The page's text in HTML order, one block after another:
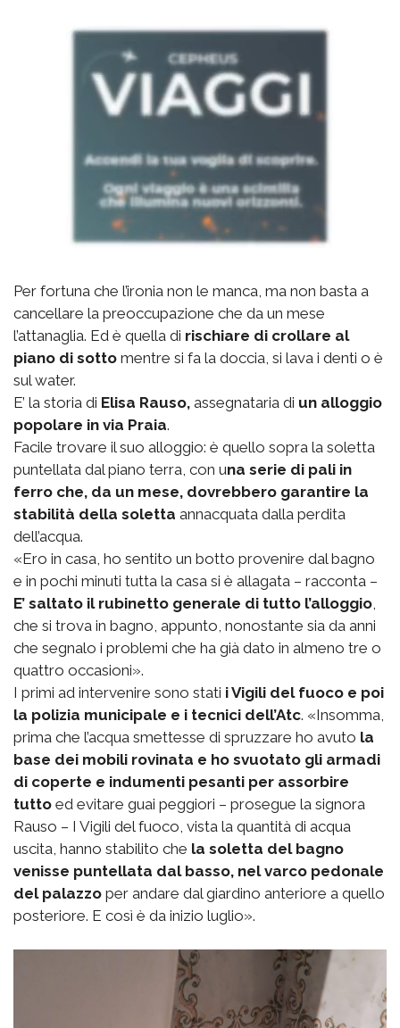
Per fortuna che l’ironia non le manca, ma non basta a
cancellare la preoccupazione che da un mese
l’attanaglia. Ed è quella di rischiare di crollare al
piano di sotto mentre si fa la doccia, si lava i denti o è
sul water.
E’ la storia di Elisa Rauso, assegnataria di un alloggio
popolare in via Praia.
Facile trovare il suo alloggio: è quello sopra la soletta
puntellata dal piano terra, con una serie di pali in
ferro che, da un mese, dovrebbero garantire la
stabilità della soletta annacquata dalla perdita
dell’acqua.
«Ero in casa, ho sentito un botto provenire dal bagno
e in pochi minuti tutta la casa si è allagata – racconta –
E’ saltato il rubinetto generale di tutto l’alloggio
che si trova in bagno, appunto, nonostante sia da anni
che segnalo i problemi che ha già dato in almeno tre o
quattro occasioni».
I primi ad intervenire sono stati i Vigili del fuoco e poi
la polizia municipale e i tecnici dell’Atc. «Insomma,
prima che l’acqua smettesse di spruzzare ho avuto la
base dei mobili rovinata e ho svuotato gli armadi
di coperte e indumenti pesanti per assorbire
tutto ed evitare guai peggiori – prosegue la signora
Rauso – I Vigili del fuoco, vista la quantità di acqua
uscita, hanno stabilito che la soletta del bagno
venisse puntellata dal basso, nel varco pedonale
del palazzo per andare dal giardino anteriore a quello
posteriore. E così è da inizio luglio».